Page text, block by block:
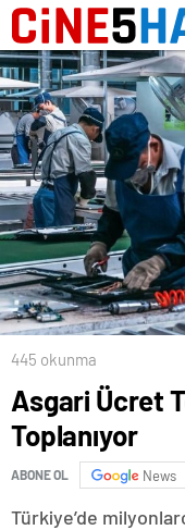
445 okunma
Asgari Ücret
Toplanıyor
ABONE OL News
Türkiye’de